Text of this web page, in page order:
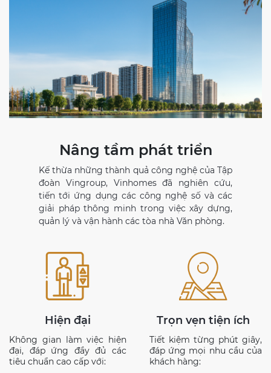
Nâng tầm phát triển
Kế thừa những thành quả công nghệ của Tập
đoàn Vingroup, Vinhomes đã nghiên cứu,
tiến tới ứng dụng các công nghệ số và các
giải pháp thông minh trong việc xây dựng,
quản lý và vận hành các tòa nhà Văn phòng.
Hiện đại
Không gian làm việc hiện
đại, đáp ứng đầy đủ các
tiêu chuẩn cao cấp với:
Trọn vẹn tiện ích
Tiết kiệm từng phút giây,
đáp ứng mọi nhu cầu của
khách hàng: